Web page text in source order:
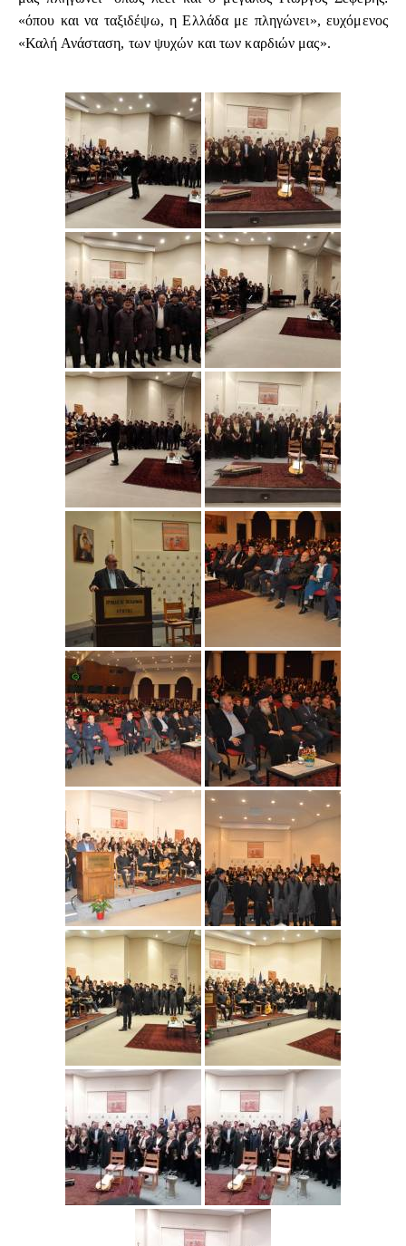
«όπου και να ταξιδέψω, η Ελλάδα με πληγώνει», ευχόμενος
«Καλή Ανάσταση, των ψυχών και των καρδιών μας».